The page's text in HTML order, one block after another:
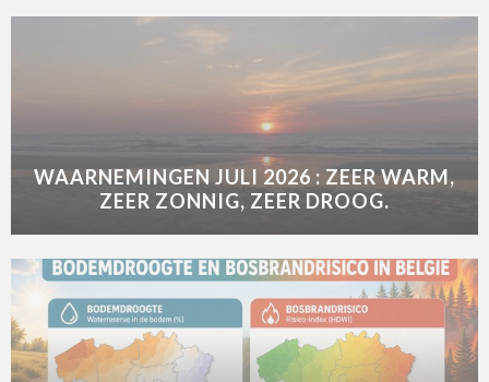
WAARNEMINGEN JULI 2026 : ZEER WARM,
ZEER ZONNIG, ZEER DROOG.